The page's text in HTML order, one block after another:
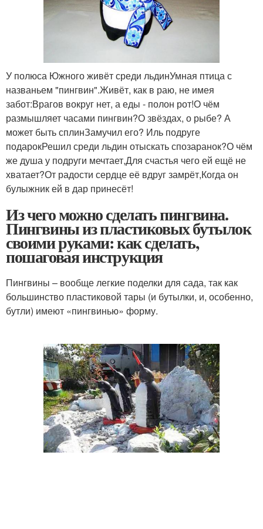
У полюса Южного живёт среди льдинУмная птица с
названьем "пингвин".Живёт, как в раю, не имея
забот:Врагов вокруг нет, а еды - полон рот!О чём
размышляет часами пингвин?О звёздах, о рыбе? А
может быть сплинЗамучил его? Иль подруге
подарокРешил среди льдин отыскать спозаранок?О чём
же душа у подруги мечтает,Для счастья чего ей ещё не
хватает?От радости сердце её вдруг замрёт,Когда он
булыжник ей в дар принесёт!
Из чего можно сделать пингвина.
Пингвины из пластиковых бутылок
своими руками: как сделать,
пошаговая инструкция
Пингвины – вообще легкие поделки для сада, так как
большинство пластиковой тары (и бутылки, и, особенно,
бутли) имеют «пингвинью» форму.